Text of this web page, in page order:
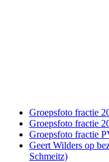
Groepsfoto fractie
Groepsfoto fractie
Groepsfoto fractie
Geert Wilders op
Schmeitz)